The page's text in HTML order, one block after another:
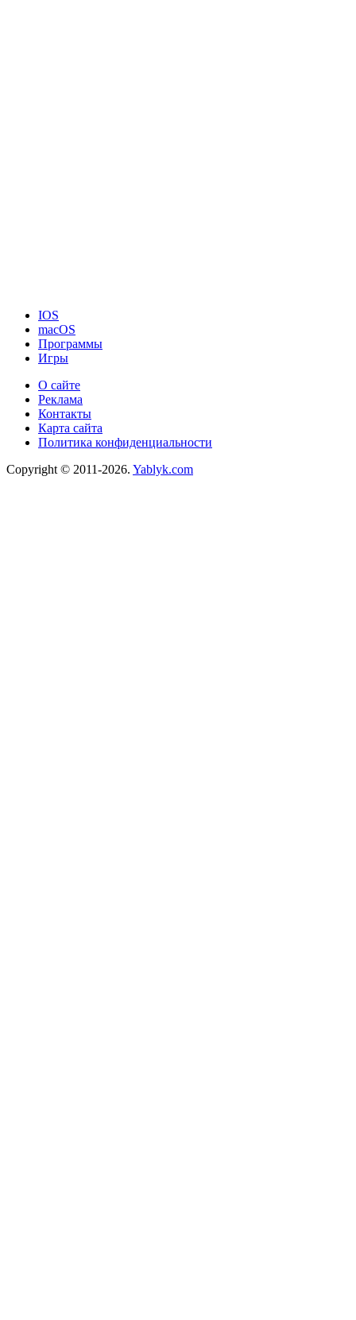
IOS
macOS
Программы
Игры
О сайте
Реклама
Контакты
Карта сайта
Политика конфиденциальности
Copyright © 2011-2026. Yablyk.сom